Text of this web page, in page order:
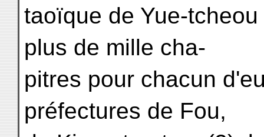
taoïque de Yue-
plus de mille cha-
pitres pour chacun
préfectures de Fou,